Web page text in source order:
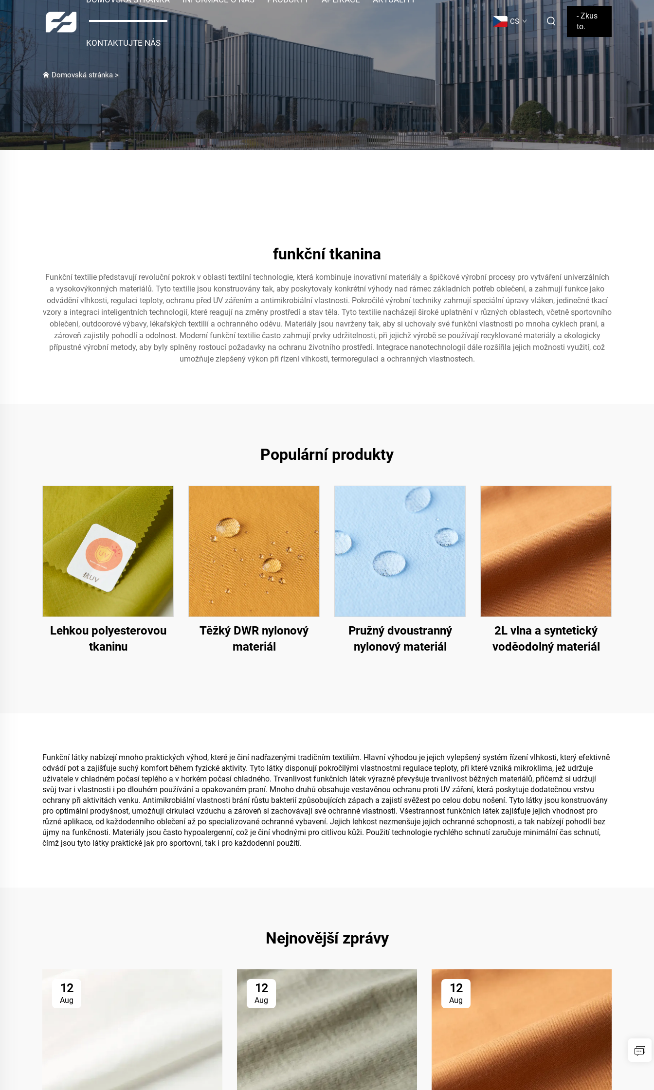
KONTAKTUJTE NÁS
CS
- Zkus
to.
Domovská stránka >
funkční tkanina
Funkční textilie představují revoluční pokrok v oblasti textilní technologie, která kombinuje inovativní materiály a špičkové výrobní procesy pro vytváření univerzálních
a vysokovýkonných materiálů. Tyto textilie jsou konstruovány tak, aby poskytovaly konkrétní výhody nad rámec základních potřeb oblečení, a zahrnují funkce jako
odvádění vlhkosti, regulaci teploty, ochranu před UV zářením a antimikrobiální vlastnosti. Pokročilé výrobní techniky zahrnují speciální úpravy vláken, jedinečné tkací
vzory a integraci inteligentních technologií, které reagují na změny prostředí a stav těla. Tyto textilie nacházejí široké uplatnění v různých oblastech, včetně sportovního
oblečení, outdoorové výbavy, lékařských textilií a ochranného oděvu. Materiály jsou navrženy tak, aby si uchovaly své funkční vlastnosti po mnoha cyklech praní, a
zároveň zajistily pohodlí a odolnost. Moderní funkční textilie často zahrnují prvky udržitelnosti, při jejichž výrobě se používají recyklované materiály a ekologicky
přípustné výrobní metody, aby byly splněny rostoucí požadavky na ochranu životního prostředí. Integrace nanotechnologií dále rozšířila jejich možnosti využití, což
umožňuje zlepšený výkon při řízení vlhkosti, termoregulaci a ochranných vlastnostech.
Populární produkty
Lehkou polyesterovou
tkaninu
Těžký DWR nylonový
materiál
Pružný dvoustranný
nylonový materiál
2L vlna a syntetický
voděodolný materiál
Funkční látky nabízejí mnoho praktických výhod, které je činí nadřazenými tradičním textiliím. Hlavní výhodou je jejich vylepšený systém řízení vlhkosti, který efektivně
odvádí pot a zajišťuje suchý komfort během fyzické aktivity. Tyto látky disponují pokročilými vlastnostmi regulace teploty, při které vzniká mikroklima, jež udržuje
uživatele v chladném počasí teplého a v horkém počasí chladného. Trvanlivost funkčních látek výrazně převyšuje trvanlivost běžných materiálů, přičemž si udržují
svůj tvar i vlastnosti i po dlouhém používání a opakovaném praní. Mnoho druhů obsahuje vestavěnou ochranu proti UV záření, která poskytuje dodatečnou vrstvu
ochrany při aktivitách venku. Antimikrobiální vlastnosti brání růstu bakterií způsobujících zápach a zajistí svěžest po celou dobu nošení. Tyto látky jsou konstruovány
pro optimální prodyšnost, umožňují cirkulaci vzduchu a zároveň si zachovávají své ochranné vlastnosti. Všestrannost funkčních látek zajišťuje jejich vhodnost pro
různé aplikace, od každodenního oblečení až po specializované ochranné vybavení. Jejich lehkost nezmenšuje jejich ochranné schopnosti, a tak nabízejí pohodlí bez
újmy na funkčnosti. Materiály jsou často hypoalergenní, což je činí vhodnými pro citlivou kůži. Použití technologie rychlého schnutí zaručuje minimální čas schnutí,
čímž jsou tyto látky praktické jak pro sportovní, tak i pro každodenní použití.
Nejnovější zprávy
12
Aug
12
Aug
12
Aug